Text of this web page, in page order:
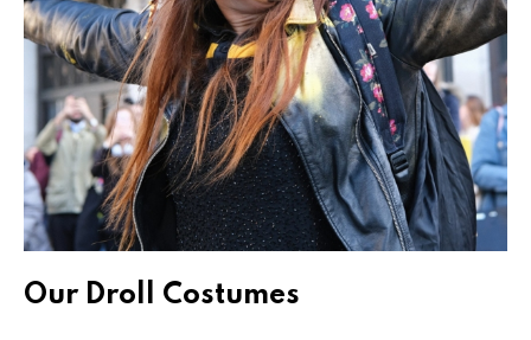
Our Droll Costumes